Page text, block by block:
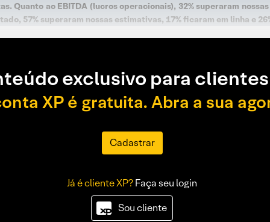
Quanto ao EBITDA (lucros operacionais), 32% superaram
57% superaram nossas estimativas, 17% ficaram em linha e
exclusivo para
XP é gratuita. Abra a sua
Cadastrar
Já é cliente XP?Faça seu login
Sou cliente